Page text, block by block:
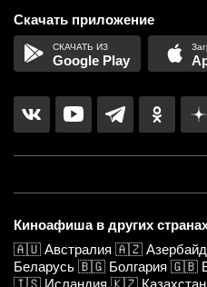
Скачать приложение
Google Play
Киноафиша в других
🇦🇺 Австралия 🇦🇿
Беларусь 🇧🇬 Болгария 🇬🇧
🇮🇸 Исландия 🇰🇿 Казахстан